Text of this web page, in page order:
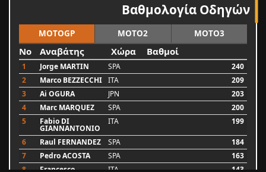
Βαθμολογία Οδηγών
MOTOGP MOTO2 MOTO3
No Αναβάτης Χώρα Βαθμοί
1 Jorge MARTIN SPA
240
2
Marco BEZZECCHI ITA
209
3
Ai OGURA JPN
203
4
Marc MARQUEZ SPA
200
5
Fabio DI
GIANNANTONIO
ITA 199
6 Raul FERNANDEZ SPA
184
7
Pedro ACOSTA SPA
163
8
Francesco ITA 143